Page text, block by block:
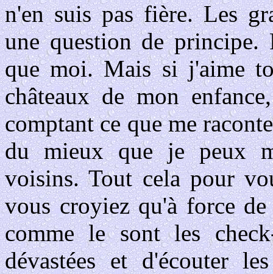
n'en suis pas fière. Les
une question de
que moi. Mais si j'aime
châteaux de mon
comptant ce que me
du mieux que je peux
voisins. Tout cela pour
vous croyiez qu'à force
comme le sont les
dévastées et d'écouter